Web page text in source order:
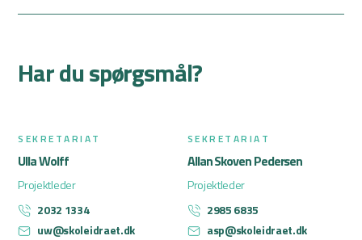
Har du spørgsmål?
SEKRETARIAT
Ulla Wolff
Projektleder
2032 1334
uw@skoleidraet.dk
SEKRETARIAT
Allan Skoven Pedersen
Projektleder
2985 6835
asp@skoleidraet.dk